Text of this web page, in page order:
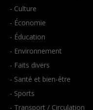
- Culture
- Économie
- Éducation
- Environnement
- Faits divers
- Santé et bien-être
- Sports
- Transport / Circulation